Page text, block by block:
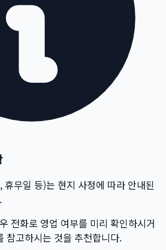
무일 등)는 현지 사정에 따라 안내된
전화로 영업 여부를 미리 확인하시거
참고하시는 것을 추천합니다.